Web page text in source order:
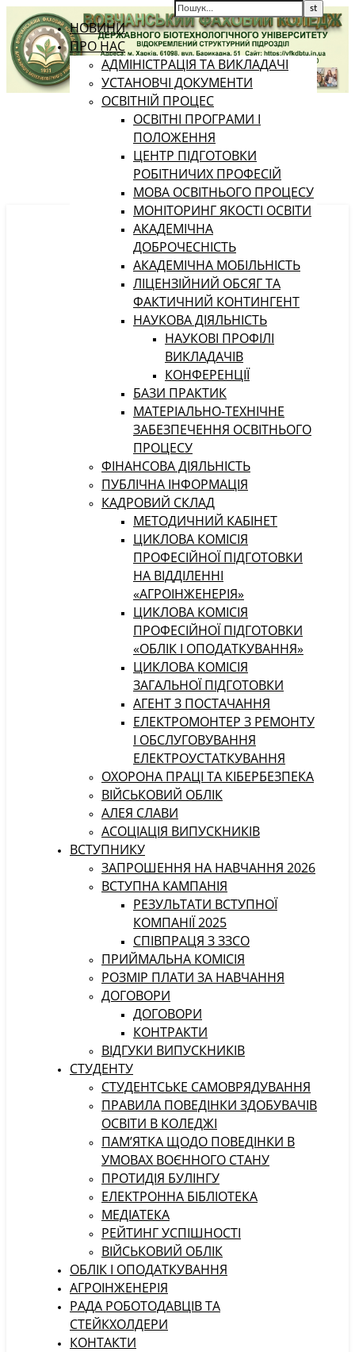
НОВИНИ
ПРО НАС
АДМІНІСТРАЦІЯ ТА ВИКЛАДАЧІ
УСТАНОВЧІ ДОКУМЕНТИ
ОСВІТНІЙ ПРОЦЕС
ОСВІТНІ ПРОГРАМИ І
ПОЛОЖЕННЯ
ЦЕНТР ПІДГОТОВКИ
РОБІТНИЧИХ ПРОФЕСІЙ
МОВА ОСВІТНЬОГО ПРОЦЕСУ
МОНІТОРИНГ ЯКОСТІ ОСВІТИ
АКАДЕМІЧНА
ДОБРОЧЕСНІСТЬ
АКАДЕМІЧНА МОБІЛЬНІСТЬ
ЛІЦЕНЗІЙНИЙ ОБСЯГ ТА
ФАКТИЧНИЙ КОНТИНГЕНТ
НАУКОВА ДІЯЛЬНІСТЬ
НАУКОВІ ПРОФІЛІ
ВИКЛАДАЧІВ
КОНФЕРЕНЦІЇ
БАЗИ ПРАКТИК
МАТЕРІАЛЬНО-ТЕХНІЧНЕ
ЗАБЕЗПЕЧЕННЯ ОСВІТНЬОГО
ПРОЦЕСУ
ФІНАНСОВА ДІЯЛЬНІСТЬ
ПУБЛІЧНА ІНФОРМАЦІЯ
КАДРОВИЙ СКЛАД
МЕТОДИЧНИЙ КАБІНЕТ
ЦИКЛОВА КОМІСІЯ
ПРОФЕСІЙНОЇ ПІДГОТОВКИ
НА ВІДДІЛЕННІ
«АГРОІНЖЕНЕРІЯ»
ЦИКЛОВА КОМІСІЯ
ПРОФЕСІЙНОЇ ПІДГОТОВКИ
«ОБЛІК І ОПОДАТКУВАННЯ»
ЦИКЛОВА КОМІСІЯ
ЗАГАЛЬНОЇ ПІДГОТОВКИ
АГЕНТ З ПОСТАЧАННЯ
ЕЛЕКТРОМОНТЕР З РЕМОНТУ
І ОБСЛУГОВУВАННЯ
ЕЛЕКТРОУСТАТКУВАННЯ
ОХОРОНА ПРАЦІ ТА КІБЕРБЕЗПЕКА
ВІЙСЬКОВИЙ ОБЛІК
АЛЕЯ СЛАВИ
АСОЦІАЦІЯ ВИПУСКНИКІВ
ВСТУПНИКУ
ЗАПРОШЕННЯ НА НАВЧАННЯ 2026
ВСТУПНА КАМПАНІЯ
РЕЗУЛЬТАТИ ВСТУПНОЇ
КОМПАНІЇ 2025
СПІВПРАЦЯ З ЗЗСО
ПРИЙМАЛЬНА КОМІСІЯ
РОЗМІР ПЛАТИ ЗА НАВЧАННЯ
ДОГОВОРИ
ДОГОВОРИ
КОНТРАКТИ
ВІДГУКИ ВИПУСКНИКІВ
СТУДЕНТУ
CТУДЕНТСЬКЕ САМОВРЯДУВАННЯ
ПРАВИЛА ПОВЕДІНКИ ЗДОБУВАЧІВ
ОСВІТИ В КОЛЕДЖІ
ПАМ’ЯТКА ЩОДО ПОВЕДІНКИ В
УМОВАХ ВОЄННОГО СТАНУ
ПРОТИДІЯ БУЛІНГУ
ЕЛЕКТРОННА БІБЛІОТЕКА
МЕДІАТЕКА
РЕЙТИНГ УСПІШНОСТІ
ВІЙСЬКОВИЙ ОБЛІК
ОБЛІК І ОПОДАТКУВАННЯ
АГРОІНЖЕНЕРІЯ
РАДА РОБОТОДАВЦІВ ТА
СТЕЙКХОЛДЕРИ
КОНТАКТИ